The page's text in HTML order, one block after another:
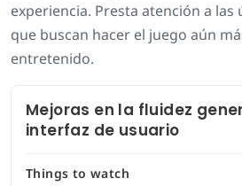
experiencia. Presta atención a las
que buscan hacer el juego aún
entretenido.
Mejoras en la fluidez
interfaz de usuario
Things to watch